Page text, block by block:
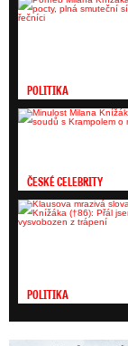
uzavřeného
vysokou
pachatelem
POLITIKA
ČESKÉ CELEBRITY
POLITIKA